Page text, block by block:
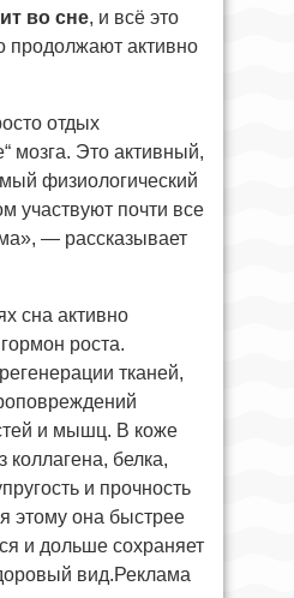
во сне, и всё это
продолжают активно
отдых
мозга. Это активный,
физиологический
участвуют почти все
— рассказывает
сна активно
роста.
тканей,
и мышц. В коже
коллагена, белка,
и прочность
этому она быстрее
и дольше сохраняет
вид.Реклама